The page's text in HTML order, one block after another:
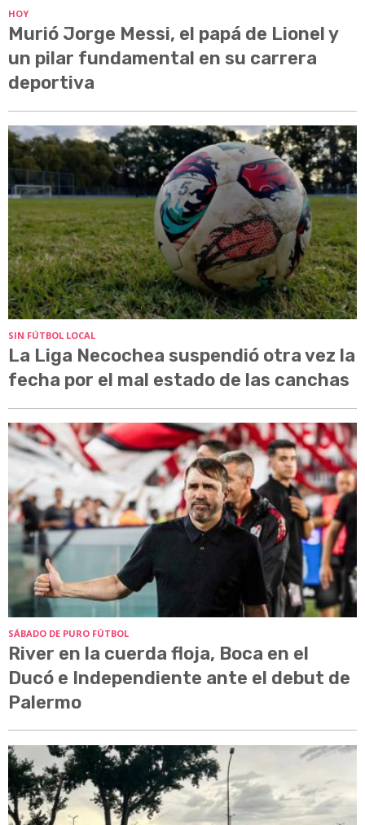
HOY
Murió Jorge Messi, el papá de Lionel y
un pilar fundamental en su carrera
deportiva
SIN FÚTBOL LOCAL
La Liga Necochea suspendió otra vez la
fecha por el mal estado de las canchas
SÁBADO DE PURO FÚTBOL
River en la cuerda floja, Boca en el
Ducó e Independiente ante el debut de
Palermo